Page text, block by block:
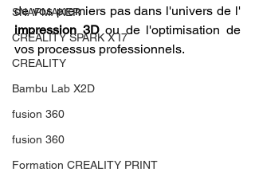
SNAPMAKER
CRÉALITY SPARK X I7
CREALITY
Bambu Lab X2D
fusion 360
fusion 360
Formation CREALITY PRINT
impression 3D ou de l'optimisation de
vos processus professionnels.